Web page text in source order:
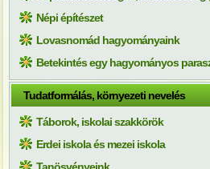
Népi építészet
Lovasnomád hagyományaink
Betekintés egy hagyományos
Tudatformálás, környezeti nevelés
Táborok, iskolai szakkörök
Erdei iskola és mezei iskola
Tanösvényeink